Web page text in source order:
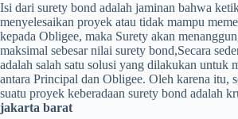
Isi dari surety bond adalah jaminan bahwa
menyelesaikan proyek atau tidak mampu
kepada Obligee, maka Surety akan
maksimal sebesar nilai surety bond,Secara
adalah salah satu solusi yang dilakukan untuk
antara Principal dan Obligee. Oleh karena itu,
suatu proyek keberadaan surety bond adalah
jakarta barat